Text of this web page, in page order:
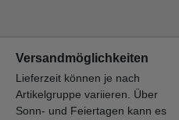
Versandmöglichkeiten
Lieferzeit können je nach
Artikelgruppe variieren. Über
Sonn- und Feiertagen kann es